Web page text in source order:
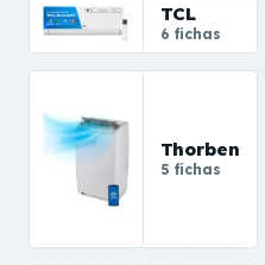
TCL
6 fichas
Thorben
5 fichas